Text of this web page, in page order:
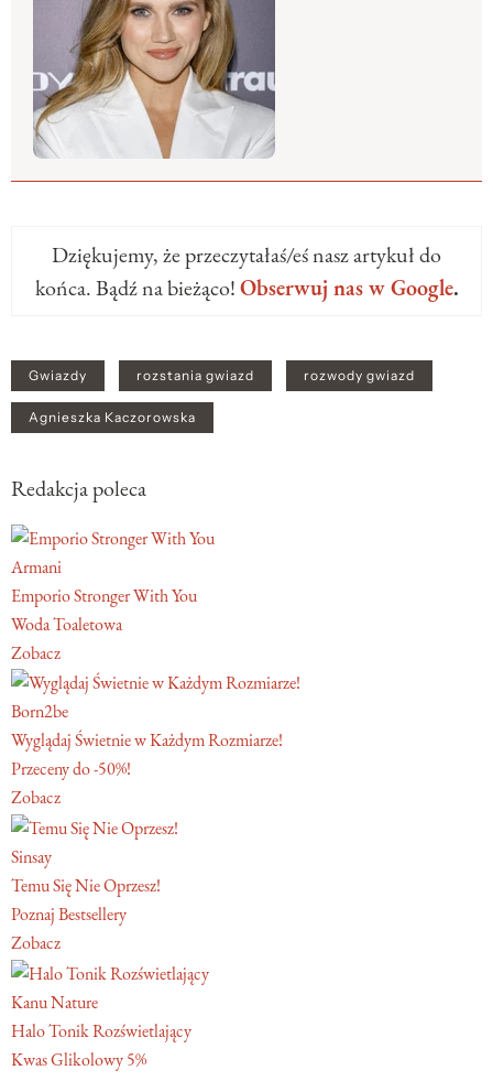
Dziękujemy, że przeczytałaś/eś nasz artykuł do
końca. Bądź na bieżąco!Obserwuj nas w Google.
Gwiazdy rozstania gwiazd rozwody gwiazd
Agnieszka Kaczorowska
Redakcja poleca
Armani
Emporio Stronger With You
Woda Toaletowa
Zobacz
Born2be
Wyglądaj Świetnie w Każdym Rozmiarze!
Przeceny do -50%!
Zobacz
Sinsay
Temu Się Nie Oprzesz!
Poznaj Bestsellery
Zobacz
Kanu Nature
Halo Tonik Rozświetlający
Kwas Glikolowy 5%